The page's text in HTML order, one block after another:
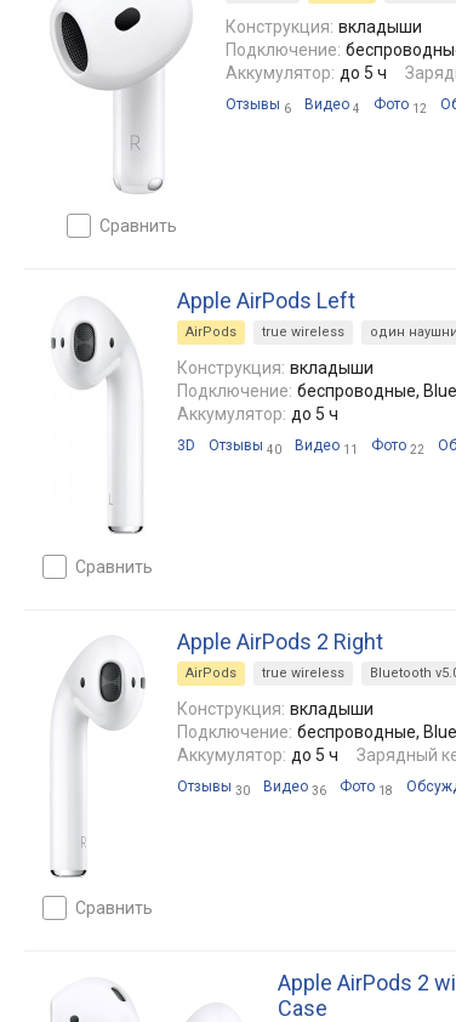
сравнить
Конструкция: вкладыши
Подключение:
Аккумулятор: до 5 ч
Отзывы 6 Видео 4 Фото 12
сравнить
Apple AirPods Left
AirPods true wireless один
Конструкция: вкладыши
Подключение: беспроводные,
Аккумулятор: до 5 ч
3D Отзывы 40 Видео 11 Фото 22
сравнить
Apple AirPods 2 Right
AirPods true wireless Bluetooth
Конструкция: вкладыши
Подключение: беспроводные,
Аккумулятор: до 5 ч Зарядный
Отзывы 30 Видео 36 Фото 18
Apple AirPods 2
Case